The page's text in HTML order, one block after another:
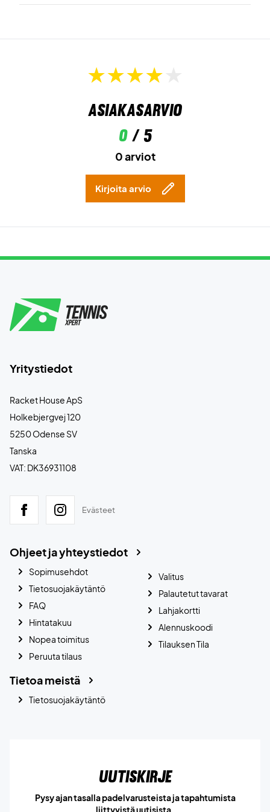
Pelaa häiriöttä – tilaa Nike Court Dri-FIT Advantage 6In
Asiakasarvio
0/ 5
0 arviot
Kirjoita arvio
Yritystiedot
Racket House ApS
Holkebjergvej 120
5250 Odense SV
Tanska
VAT: DK36931108
Evästeet
Ohjeet ja yhteystiedot
Sopimusehdot
Tietosuojakäytäntö
FAQ
Hintatakuu
Nopea toimitus
Peruuta tilaus
Valitus
Palautetut tavarat
Lahjakortti
Alennuskoodi
Tilauksen Tila
Tietoa meistä
Tietosuojakäytäntö
Uutiskirje
Pysy ajan tasalla padelvarusteista ja tapahtumista
liittyvistä uutisista.